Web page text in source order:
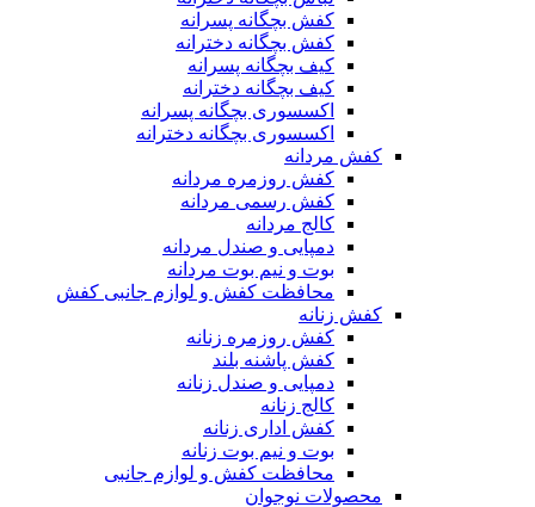
کفش بچگانه پسرانه
کفش بچگانه دخترانه
کیف بچگانه پسرانه
کیف بچگانه دخترانه
اکسسوری بچگانه پسرانه
اکسسوری بچگانه دخترانه
کفش مردانه
کفش روزمره مردانه
کفش رسمی مردانه
کالج مردانه
دمپایی و صندل مردانه
بوت و نیم بوت مردانه
محافظت کفش و لوازم جانبی کفش
کفش زنانه
کفش روزمره زنانه
کفش پاشنه بلند
دمپایی و صندل زنانه
کالج زنانه
کفش اداری زنانه
بوت و نیم بوت زنانه
محافظت کفش و لوازم جانبی
محصولات نوجوان